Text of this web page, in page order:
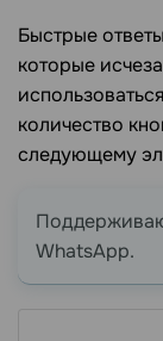
Быстрые
которые
количество
следующему
WhatsApp.